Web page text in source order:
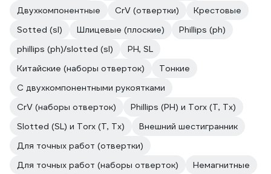
Двухкомпонентные
CrV (отвертки)
Крестовые
Sotted (sl)
Шлицевые (плоские)
Phillips (ph)
phillips (ph)/slotted (sl)
PH, SL
Китайские (наборы отверток)
Тонкие
С двухкомпонентными рукоятками
CrV (наборы отверток)
Phillips (PH) и Torx (T, Tx)
Slotted (SL) и Torx (T, Tx)
Внешний шестигранник
Для точных работ (отвертки)
Для точных работ (наборы отверток)
Немагнитные